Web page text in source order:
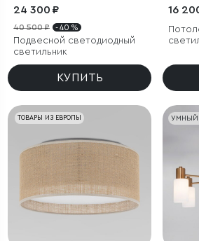
24 300 ₽
40 500 ₽ - 40 %
Подвесной светодиодный
светильник
КУПИТЬ
16
ТОВАРЫ ИЗ ЕВРОПЫ УМНЫЙ